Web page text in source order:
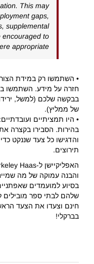
This may
gaps,
supplemental
encouraged to
appropriate."
• השתמשו רק במידת
חזרה על מידע. השתמשו
בבקשה שלכם (למשל,
של ממליץ).
• היו תמציתיים
בהירות. הסבירו בקצרה
והדגישו כל צעד שננקט
תירוצים.
בסיוע למועמדים
שלהם לבתי ספר מובילים
חינם וצעדו את הצעד
בברקלי!